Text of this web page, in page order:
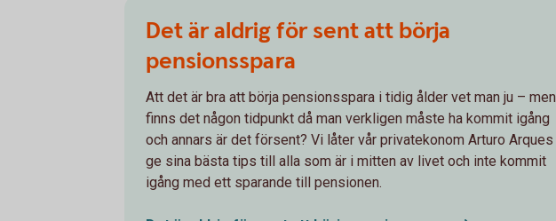
Det är aldrig för sent att börja
pensionsspara
Att det är bra att börja pensionsspara i tidig ålder vet man ju – men
finns det någon tidpunkt då man verkligen måste ha kommit igång
och annars är det försent? Vi låter vår privatekonom Arturo Arques
ge sina bästa tips till alla som är i mitten av livet och inte kommit
igång med ett sparande till pensionen.